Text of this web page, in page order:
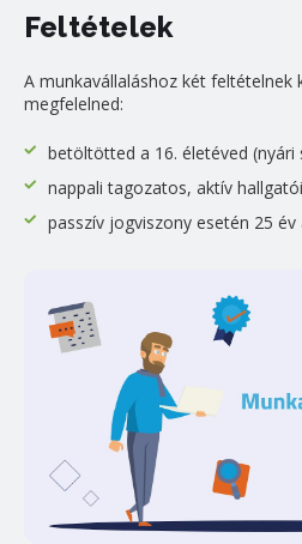
Feltételek
A munkavállaláshoz két feltételnek
megfelelned:
betöltötted a 16. életéved (nyári
nappali tagozatos, aktív
passzív jogviszony esetén 25